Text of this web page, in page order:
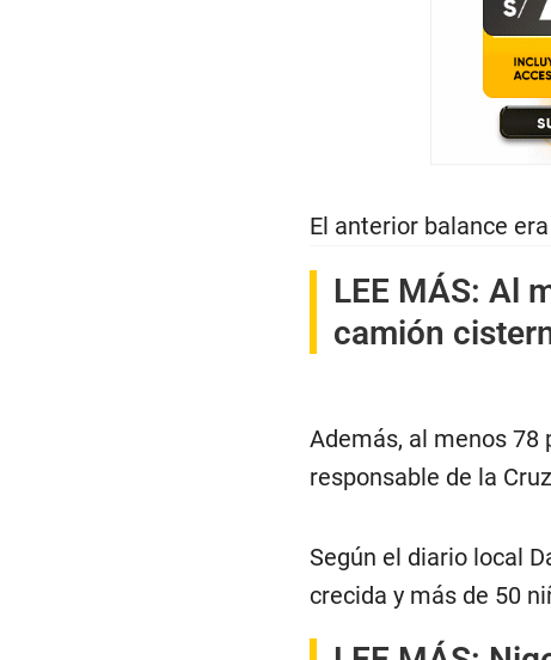
El anterior balance
LEE MÁS: Al
camión
Además, al menos 78
responsable de la
Según el diario local
crecida y más de 50